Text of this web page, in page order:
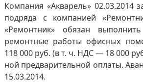
Компания «Акварель» 02.03.2014
подряда с компанией
«Ремонтник» обязан
ремонтные работы офисных
118 000 руб. (в т. ч. НДС — 18 000
ной предварительной оплаты.
15.03.2014.